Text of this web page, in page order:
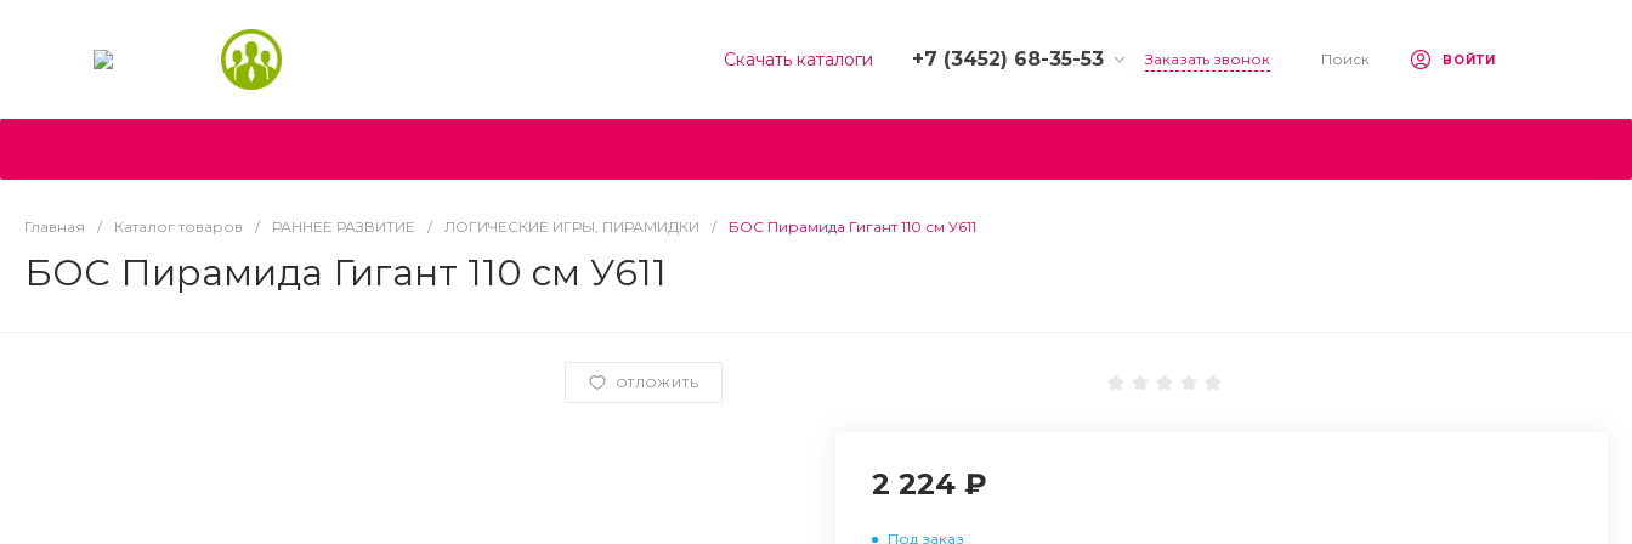
Скачать каталоги +7 (3452) 68-35-53
+7 (3452) 68-35-53
Гнаровской, д.12 к.4/2
Пт: 9:00-17:00
Заказать звонок Поиск ВОЙТИ
Главная / Каталог товаров / РАННЕЕ РАЗВИТИЕ / ЛОГИЧЕСКИЕ ИГРЫ, ПИРАМИДКИ / БОС Пирамида Гигант 110 см У611
БОС Пирамида Гигант 110 см У611
ОТЛОЖИТЬ
2 224 ₽
Под заказ